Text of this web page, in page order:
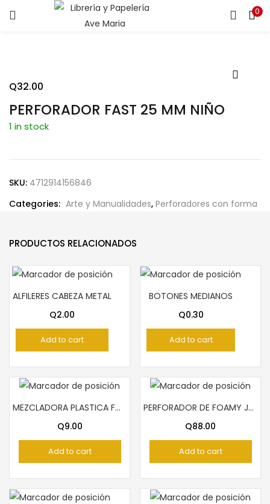
0
ENTRAR REGISTRARSE
Recuérdame
¿Contraseña perdida?
PERFORADOR FAST 25 MM NIÑO
Q32.00
1 in stock
SKU: 4712914156846
Categories: Arte y Manualidades, Perforadores con forma
PRODUCTOS RELACIONADOS
ALFILERES CABEZA METAL
Q2.00
Add to cart
BOTONES MEDIANOS
Q0.30
Add to cart
MEZCLADORA PLASTICA FORMA FLOR
Q9.00
Add to cart
PERFORADOR DE FOAMY JUMBO BARRILITO CUADRADO
Q88.00
Add to cart